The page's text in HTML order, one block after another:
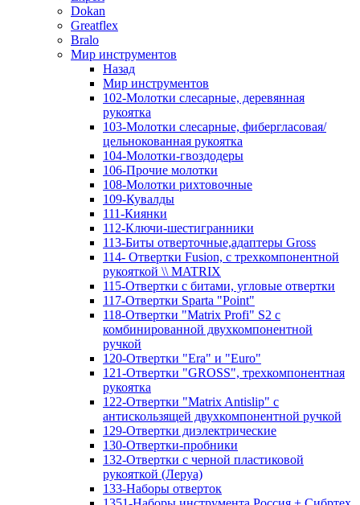
Dokan
Greatflex
Bralo
Мир инструментов
Назад
Мир инструментов
102-Молотки слесарные, деревянная
рукоятка
103-Молотки слесарные, фибергласовая/
цельнокованная рукоятка
104-Молотки-гвоздодеры
106-Прочие молотки
108-Молотки рихтовочные
109-Кувалды
111-Киянки
112-Ключи-шестигранники
113-Биты отверточные,адаптеры Gross
114- Отвертки Fusion, c трехкомпонентной
рукояткой \\ MATRIX
115-Отвертки с битами, угловые отвертки
117-Отвертки Sparta "Point"
118-Отвертки "Matrix Profi" S2 с
комбинированной двухкомпонентной
ручкой
120-Отвертки "Era" и "Euro"
121-Отвертки "GROSS", трехкомпонентная
рукоятка
122-Отвертки "Matrix Antislip" с
антискользящей двухкомпонентной ручкой
129-Отвертки диэлектрические
130-Отвертки-пробники
132-Отвертки с черной пластиковой
рукояткой (Леруа)
133-Наборы отверток